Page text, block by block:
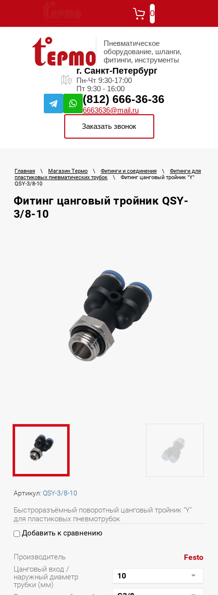
0
Пневматическое
оборудование, шланги,
фитинги, инструменты
г. Санкт-Петербург
Пн-Чт 9:30-17:00
Пт 9:30 - 16:00
(812) 666-36-36
6663636@mail.ru
Заказать звонок
Главная \ Магазин Термо \ Фитинги и соединения \
Фитинги для
пластиковых пневматических трубок
\
Фитинг цанговый тройник "Y"
QSY-3/8-10
Фитинг цанговый тройник QSY-
3/8-10
Артикул: QSY-3/8-10
Быстроразъёмный поворотный цанговый тройник "Y"
для пластиковых пневмотрубок
Добавить к сравнению
Производитель Festo
Цанговый вход /
наружный диаметр
трубки (мм)